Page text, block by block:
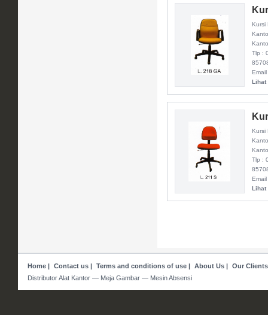
Kursi
Tlp :
Lihat
Kursi
Tlp :
Lihat
Home| Contact us| Terms and conditions of use| About Us| Our Clients
Distributor Alat Kantor — Meja Gambar — Mesin Absensi